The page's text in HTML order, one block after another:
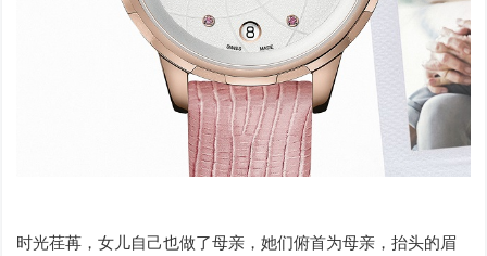
时光荏苒，女儿自己也做了母亲，她们俯首为母亲，抬头的眉